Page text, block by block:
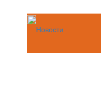
Новости